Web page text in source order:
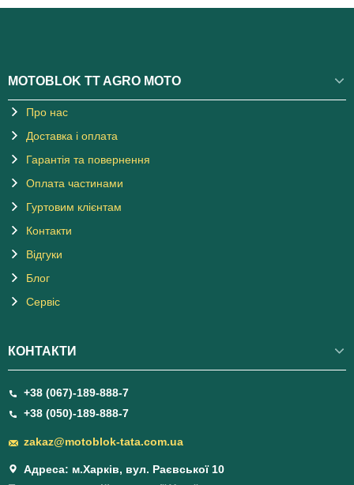
MOTOBLOK TT AGRO MOTO
Про нас
Доставка і оплата
Гарантія та повернення
Оплата частинами
Гуртовим клієнтам
Контакти
Відгуки
Блог
Сервіс
КОНТАКТИ
+38 (067)-189-888-7
+38 (050)-189-888-7
zakaz@motoblok-tata.com.ua
Адреса: м.Харків, вул. Раєвської 10